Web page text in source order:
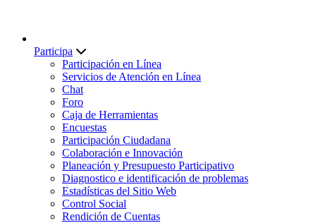
Participa
Participación en Línea
Servicios de Atención en Línea
Chat
Foro
Caja de Herramientas
Encuestas
Participación Ciudadana
Colaboración e Innovación
Planeación y Presupuesto Participativo
Diagnostico e identificación de problemas
Estadísticas del Sitio Web
Control Social
Rendición de Cuentas